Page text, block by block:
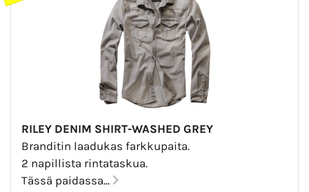
RILEY DENIM SHIRT-WASHED GREY
Branditin laadukas farkkupaita.
2 napillista rintataskua.
Tässä paidassa...